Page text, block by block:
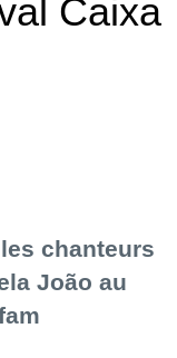
Caixa
chanteurs
João au